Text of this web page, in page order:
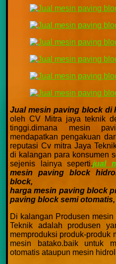
Jual mesin paving block di
oleh CV Mitra jaya teknik
tinggi.dimana mesin
mendapatkan pengakuan
reputasi Cv mitra Jaya
di kalangan para konsumen
sejenis lainya seperti.jual
mesin paving block
block,
harga mesin paving block
paving block semi otomatis,
Di kalangan Produsen
Teknik adalah produsen
memproduksi produk-produk
mesin batako.baik untuk
otomatis ataupun mesin